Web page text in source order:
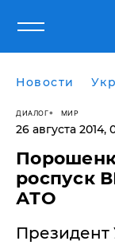
Новости
ДИАЛОГ МИР
26 августа 2014,
роспуск
АТО